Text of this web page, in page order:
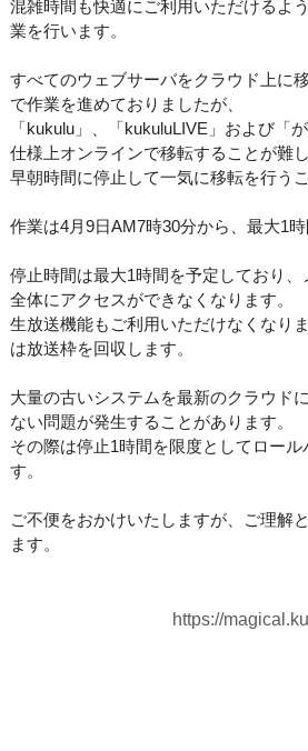
混雑時間も快適にご利用いただけるよ
業を行います。
すべてのウェブサーバをクラウド上に
で作業を進めておりましたが、
「kukulu」、「kukuluLIVE」および「
仕様上オンラインで移転することが難し
早朝時間に停止して一気に移転を行う
作業は4月9日AM7時30分から、最大1時
停止時間は最大1時間を予定しており、
全体にアクセスができなくなります。
生放送機能もご利用いただけなくなり
は放送枠を回収します。
大量の古いシステムを最新のクラウド
ない問題が発生することがあります。
その際は停止1時間を限度としてロー
す。
ご不便をおかけいたしますが、ご理解
ます。
https://